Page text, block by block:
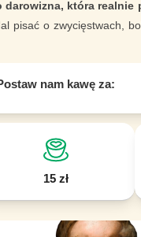
która realnie
pisać o zwycięstwach,
nam kawę za:
15 zł